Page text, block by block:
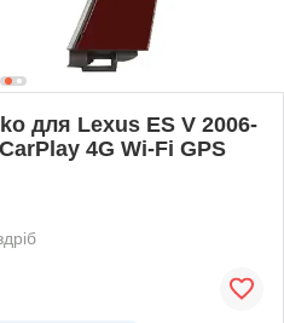
для Lexus ES V 2006-
4G Wi-Fi GPS